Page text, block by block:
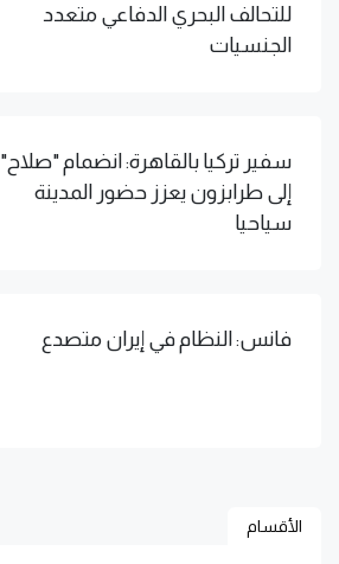
للتحالف البحري الدفاعي متعدد
الجنسيات
سفير تركيا بالقاهرة: انضمام "صلاح"
إلى طرابزون يعزز حضور المدينة
سياحيا
فانس: النظام في إيران متصدع
الأقسام